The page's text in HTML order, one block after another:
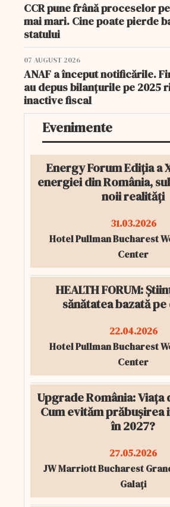
CCR pune frână proceselor
mai mari. Cine poate pierde
statului
07 AUGUST 2026
ANAF a început notificările.
au depus bilanțurile pe 2025
inactive fiscal
Evenimente
Energy Forum Ediția a
energiei din România,
noii realități
31.03.2026
Hotel Pullman Bucharest
Center
HEALTH FORUM:
sănătatea bazată
22.04.2026
Hotel Pullman Bucharest
Center
Upgrade România: Viața
Cum evităm
în 2027?
27.05.2026
JW Marriott Bucharest
Galați